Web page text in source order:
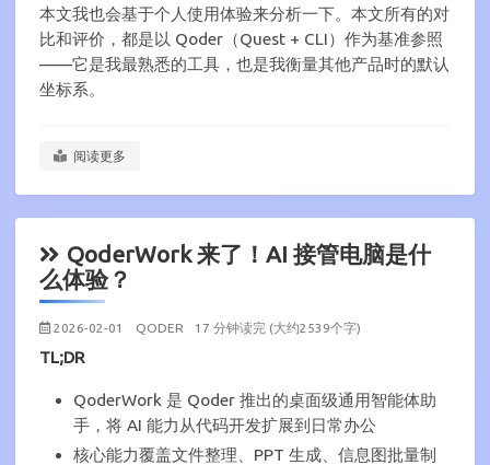
本文我也会基于个人使用体验来分析一下。本文所有的对
比和评价，都是以 Qoder（Quest + CLI）作为基准参照
——它是我最熟悉的工具，也是我衡量其他产品时的默认
坐标系。
阅读更多
QoderWork 来了！AI 接管电脑是什
么体验？
2026-02-01 QODER 17 分钟读完 (大约2539个字)
TL;DR
QoderWork 是 Qoder 推出的桌面级通用智能体助
手，将 AI 能力从代码开发扩展到日常办公
核心能力覆盖文件整理、PPT 生成、信息图批量制